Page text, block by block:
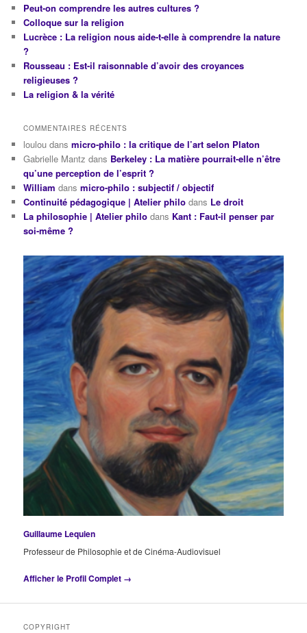
Peut-on comprendre les autres cultures ?
Colloque sur la religion
Lucrèce : La religion nous aide-t-elle à comprendre la nature
?
Rousseau : Est-il raisonnable d’avoir des croyances
religieuses ?
La religion & la vérité
COMMENTAIRES RÉCENTS
loulou dansmicro-philo : la critique de l’art selon Platon
Gabrielle Mantz dans Berkeley : La matière pourrait-elle n’être
qu’une perception de l’esprit ?
William dansmicro-philo : subjectif / objectif
Continuité pédagogique | Atelier philo dans Le droit
La philosophie | Atelier philo dans Kant : Faut-il penser par
soi-même ?
Guillaume Lequien
Professeur de Philosophie et de Cinéma-Audiovisuel
Afficher le Profil Complet →
COPYRIGHT